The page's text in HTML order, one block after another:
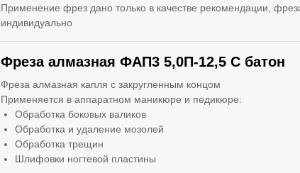
Применение фрез дано только в качестве рекомендации,
индивидуально
Фреза алмазная ФАП3 5,0П-12,5 С батон
Фреза алмазная капля с закругленным концом
Применяется в аппаратном маникюре и педикюре:
Обработка боковых валиков
Обработка и удаление мозолей
Обработка трещин
Шлифовки ногтевой пластины